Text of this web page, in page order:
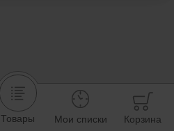
Товары Мои списки Корзина